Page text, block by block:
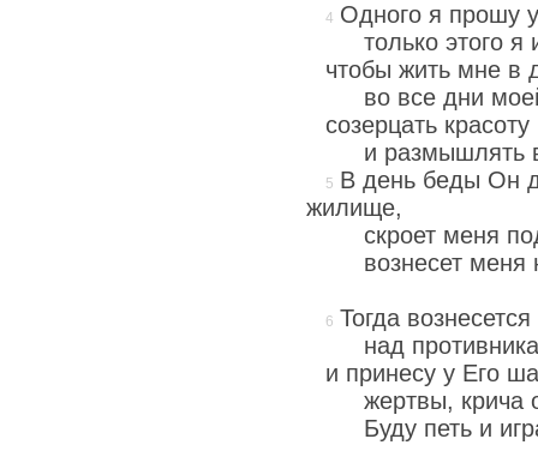
Одного я прошу
только этого я
чтобы жить мне в
во все дни
созерцать
и размышлять
В день беды Он
жилище,
скроет меня
вознесет меня
Тогда
над
и принесу у Его
жертвы, крича
Буду петь и